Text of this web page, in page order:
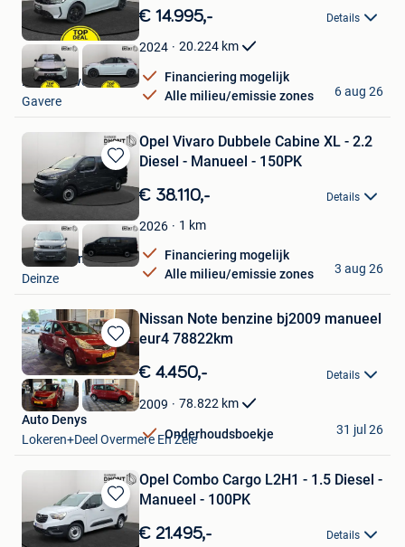
in
Favorieten
€ 14.995,- Details
2024 20.224 km
Financiering mogelijk
Alle milieu/emissie zones
Dhont Gavere
Gavere
6 aug 26
Bewaren
in
Mijn
Favorieten
Opel Vivaro Dubbele Cabine XL - 2.2
Diesel - Manueel - 150PK
€ 38.110,- Details
2026 1 km
Financiering mogelijk
Alle milieu/emissie zones
Dhont Deinze
Deinze
3 aug 26
Bewaren
in
Mijn
Favorieten
Nissan Note benzine bj2009 manueel
eur4 78822km
€ 4.450,- Details
2009 78.822 km
Onderhoudsboekje
Auto Denys
Lokeren+Deel Overmere En Zele
31 jul 26
Bewaren
in
Opel Combo Cargo L2H1 - 1.5 Diesel -
Manueel - 100PK
€ 21.495,- Details